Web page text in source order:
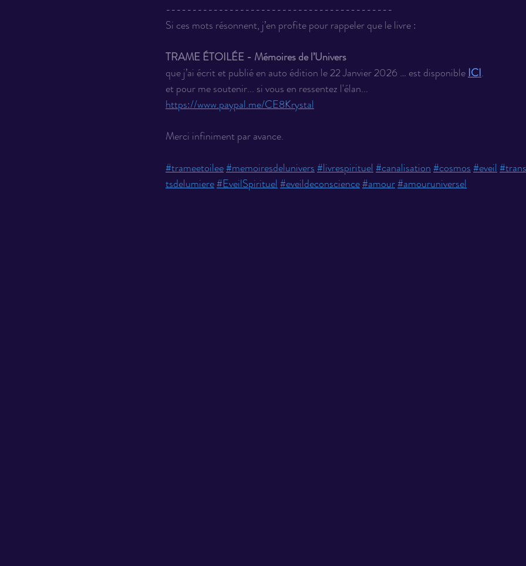
-------------------------------------------
Si ces mots résonnent, j’en profite pour rappeler que le livre :
TRAME ÉTOILÉE - Mémoires de l’Univers
que j’ai écrit et publié en auto édition le 22 Janvier 2026 … est disponible ICI.
et pour me soutenir... si vous en ressentez l'élan...
https://www.paypal.me/CE8Krystal
Merci infiniment par avance.
#trameetoilee#memoiresdelunivers #livrespirituel #canalisation #cosmos #eveil
tsdelumiere#EveilSpirituel #eveildeconscience#amour#amouruniversel